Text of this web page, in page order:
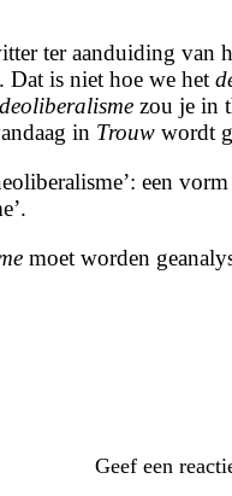
ter aanduiding van
is niet hoe we het
deoliberalisme zou je in
in Trouw wordt
een
moet worden
Geef een